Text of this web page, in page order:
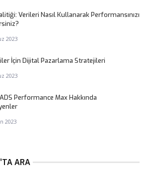
Verileri Nasıl Kullanarak Performansınızı
2023
İçin Dijital Pazarlama Stratejileri
2023
Performance Max Hakkında
2023
ARA